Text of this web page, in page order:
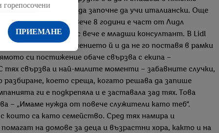
и няма търпение да започне да учи италиански. Още
към всичко това – вече 8 години е част от Лидл
и от асистент днес вече е младши консултант. В Lidl
да уважава мнението й и да не го поставя в рамки
си постижение обаче свързва с екипа –
свързва и най-милите моменти – забавните случки,
което среща, когато решава да запише
ги е подкрепяла и е заставала зад тях. Това
– „Имаме нужда от повече служители като теб“.
които са като семейство. Сред тях намира и
на домове за деца и възрастни хора, както и на
горепосочени
нашатаполитика за
ПРИЕМАНЕ